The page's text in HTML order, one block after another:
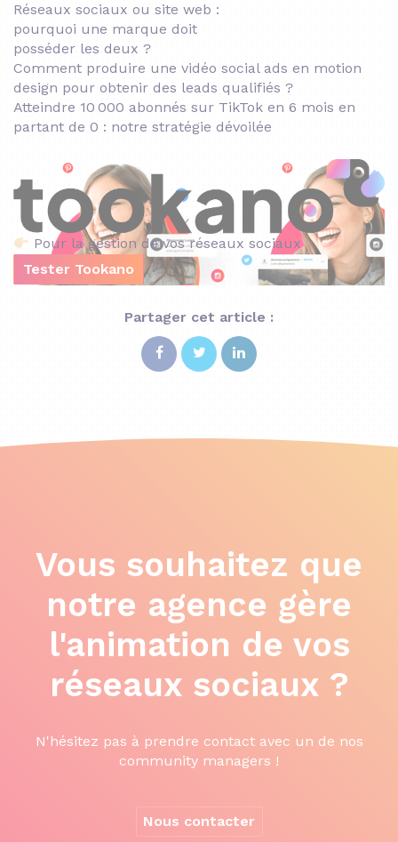
Réseaux sociaux ou site web :
pourquoi une marque doit
posséder les deux ?
Comment produire une vidéo social ads en motion
design pour obtenir des leads qualifiés ?
Atteindre 10 000 abonnés sur TikTok en 6 mois en
partant de 0 : notre stratégie dévoilée
Pour la gestion de vos réseaux sociaux
Tester Tookano
Partager cet article :
Vous souhaitez que
notre agence gère
l'animation de vos
réseaux sociaux ?
N'hésitez pas à prendre contact avec un de nos
community managers !
Nous contacter